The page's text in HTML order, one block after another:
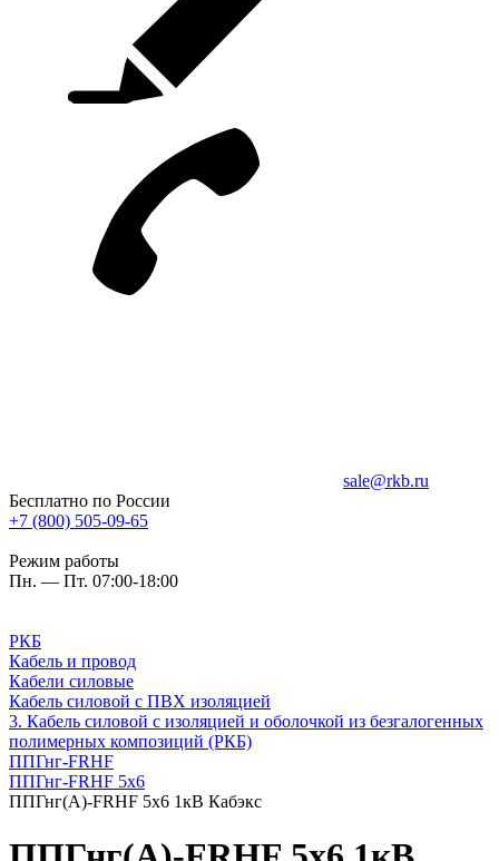
sale@rkb.ru
Бесплатно по России
+7 (800) 505-09-65
Режим работы
Пн. — Пт. 07:00-18:00
РКБ
Кабель и провод
Кабели силовые
Кабель силовой с ПВХ изоляцией
3. Кабель силовой с изоляцией и оболочкой из безгалогенных
полимерных композиций (РКБ)
ППГнг-FRHF
ППГнг-FRHF 5х6
ППГнг(А)-FRHF 5х6 1кВ Кабэкс